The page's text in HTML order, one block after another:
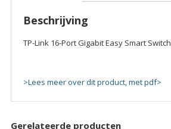
Switch
quantity
Beschrijving
TP-Link 16-Port Gigabit Easy Smart Switch
>Lees meer over dit product, met pdf>
Gerelateerde producten